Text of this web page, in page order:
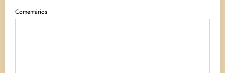
Comentários